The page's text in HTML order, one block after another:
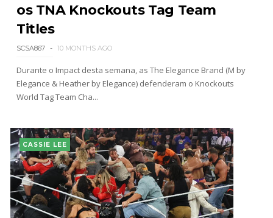
os TNA Knockouts Tag Team
Titles
SCSA867 10 MONTHS AGO
Durante o Impact desta semana, as The Elegance Brand (M by
Elegance & Heather by Elegance) defenderam o Knockouts
World Tag Team Cha...
CASSIE LEE